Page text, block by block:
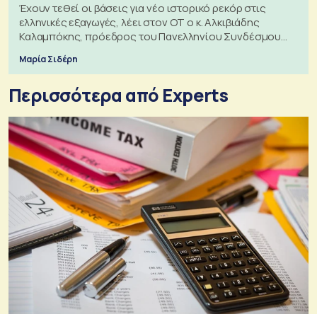
Έχουν τεθεί οι βάσεις για νέο ιστορικό ρεκόρ στις
ελληνικές εξαγωγές, λέει στον ΟΤ ο κ. Αλκιβιάδης
Καλαμπόκης, πρόεδρος του Πανελληνίου Συνδέσμου
Μαρία Σιδέρη
Περισσότερα από Experts